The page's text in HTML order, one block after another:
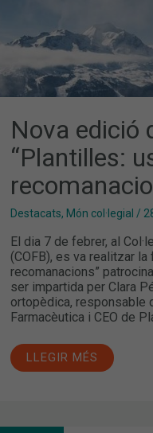
Nova edició
“Plantilles:
Destacats, Món col·legial /
El dia 7 de febrer, al
(COFB), es va realitzar
recomanacions”
ser impartida per Clara
ortopèdica, responsable
Farmacèutica i CEO de
LLEGIR MÉS